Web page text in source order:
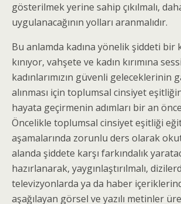
gösterilmek yerine sahip çıkılmalı,
uygulanacağının yolları aranmalıdır.
Bu anlamda kadına yönelik şiddeti bir
kınıyor, vahşete ve kadın kırımına
kadınlarımızın güvenli geleceklerinin
alınması için toplumsal cinsiyet
hayata geçirmenin adımları bir an önce
Öncelikle toplumsal cinsiyet eşitliği
aşamalarında zorunlu ders olarak
alanda şiddete karşı farkındalık
hazırlanarak, yaygınlaştırılmalı,
televizyonlarda ya da haber
aşağılayan görsel ve yazılı metinler